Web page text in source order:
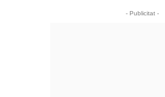
- Publicitat -